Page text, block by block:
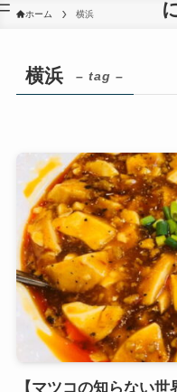
ホーム 横浜
横浜 – tag –
【マツコの知らない